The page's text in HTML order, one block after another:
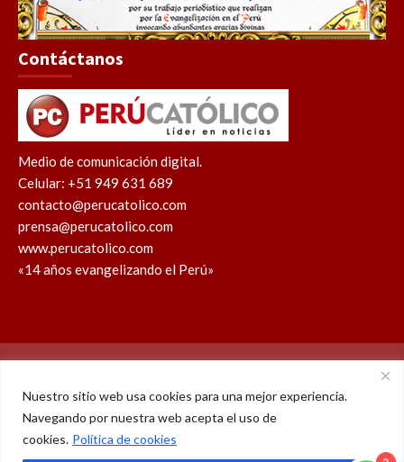
Nuestro sitio web usa cookies para una mejor experiencia.
Navegando por nuestra web acepta el uso de
cookies. Política de cookies
Contáctanos
Medio de comunicación digital.
Celular: +51 949 631 689
contacto@perucatolico.com
prensa@perucatolico.com
www.perucatolico.com
«14 años evangelizando el Perú»
WhatsAppFacebookYoutubeInstagram
X